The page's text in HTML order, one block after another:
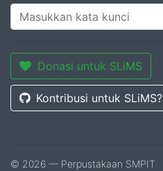
Donasi untuk SLiMS
Kontribusi untuk SLiMS?
© 2026 — Perpustakaan SMPIT